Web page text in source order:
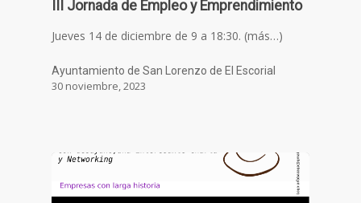
III Jornada de Empleo y Emprendimiento
Jueves 14 de diciembre de 9 a 18:30. (más…)
Ayuntamiento de San Lorenzo de El Escorial
30 noviembre, 2023